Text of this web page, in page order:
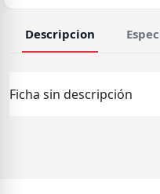
Descripcion
Ficha sin descripción